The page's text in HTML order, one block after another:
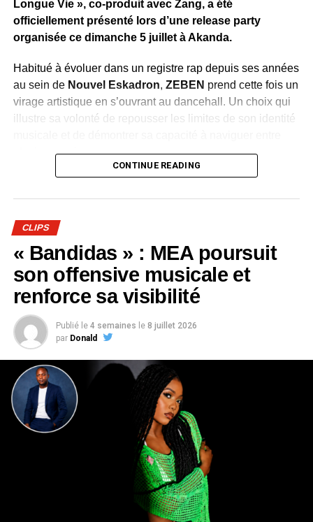
Longue Vie », co-produit avec Zang, a été
officiellement présenté lors d’une release party
organisée ce dimanche 5 juillet à Akanda.
Habitué à évoluer dans un registre rap depuis ses années
au sein de Nouvel Eskadron, ZEBEN prend cette fois un
virage artistique en s’ouvrant au dancehall. Un choix qui
illustre sa volonté de repousser les limites de son identité
plusieurs univers.
Bombarder »accompagne cette évolution avec une
Chorégraphies dynamiques, danseuses et ambiance
festive renforcent le caractère entraînant du morceau et
traduisent l’énergie que l’artiste souhaite insuffler à ce
nouveau chapitre de sa carrière.
Composé de treize titres,
parcours deZEBEN, de ses débuts dans le rap gabonais
à son affirmation en solo. L’album mêle rap, afro-pop et
dancehall, tout en explorant des thèmes tels que l’amour,
la loyauté, la trahison, les réalités du quotidien et la
réussite.
Le projet rassemble plusieurs collaborations avec
,Evo
— également producteur de
BlackskinetCash-Lowsso
artistes issus de registres musicaux différents, un choix
qui témoigne de la volonté deZEBENd’élargir son
univers artistique et qui laisse entrevoir de nombreuses
CONTINUE READING
CLIPS
« Bandidas » : MEA poursuit
son offensive musicale et
renforce sa visibilité
Publié le 4 semaines le 8 juillet 2026
par Donald